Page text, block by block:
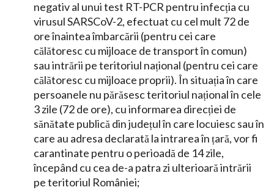
negativ al unui test RT-PCR pentru infecția cu
virusul SARSCoV-2, efectuat cu cel mult 72 de
ore înaintea îmbarcării (pentru cei care
călătoresc cu mijloace de transport în comun)
sau intrării pe teritoriul național (pentru cei care
călătoresc cu mijloace proprii). În situația în care
persoanele nu părăsesc teritoriul național în cele
3 zile (72 de ore), cu informarea direcției de
sănătate publică din județul în care locuiesc sau în
care au adresa declarată la intrarea în țară, vor fi
carantinate pentru o perioadă de 14 zile,
începând cu cea de-a patra zi ulterioară intrării
pe teritoriul României;